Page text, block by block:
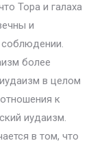
Тора и галаха
и
соблюдении.
более
в целом
к
иудаизм.
в том, что